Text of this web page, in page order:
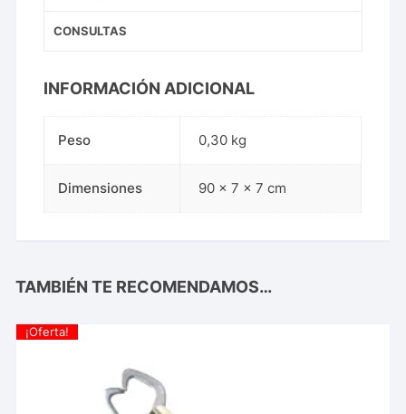
CONSULTAS
INFORMACIÓN ADICIONAL
Peso 0,30 kg
Dimensiones 90 × 7 × 7 cm
TAMBIÉN TE RECOMENDAMOS…
¡Oferta!